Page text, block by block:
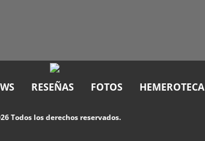
RESEÑAS FOTOS HEMEROTECA
Todos los derechos reservados.